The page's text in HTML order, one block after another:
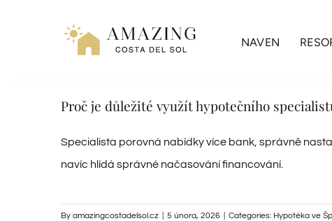
NAVEN
Proč je důležité využít hypotečního
Specialista porovná nabídky více bank, správně
navíc hlídá správné načasování financování.
By amazingcostadelsol.cz 5 února, 2026 Categories: Hypotéka ve